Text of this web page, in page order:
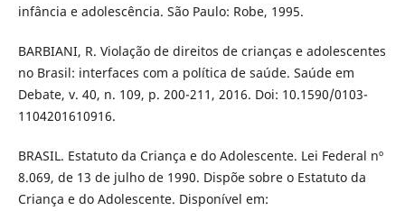
infância e adolescência. São Paulo: Robe, 1995.
BARBIANI, R. Violação de direitos de crianças e adolescentes
no Brasil: interfaces com a política de saúde. Saúde em
Debate, v. 40, n. 109, p. 200-211, 2016. Doi: 10.1590/0103-
1104201610916.
BRASIL. Estatuto da Criança e do Adolescente. Lei Federal nº
8.069, de 13 de julho de 1990. Dispõe sobre o Estatuto da
Criança e do Adolescente. Disponível em: